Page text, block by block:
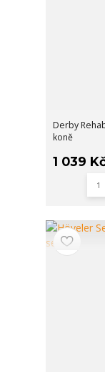
Derby
koně
1 039